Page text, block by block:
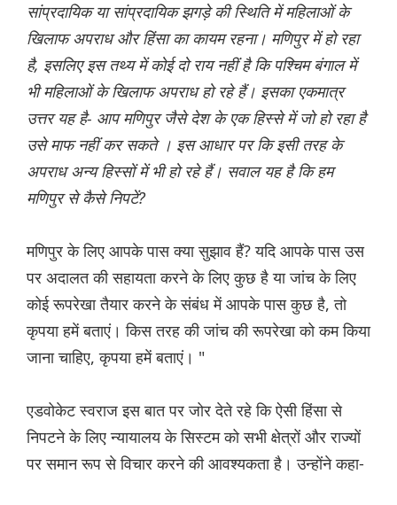
सांप्रदायिक या सांप्रदायिक झगड़े की स्थिति में महिलाओं के
खिलाफ अपराध और हिंसा का कायम रहना। मणिपुर में हो रहा
है, इसलिए इस तथ्य में कोई दो राय नहीं है कि पश्चिम बंगाल में
भी महिलाओं के खिलाफ अपराध हो रहे हैं। इसका एकमात्र
उत्तर यह है- आप मणिपुर जैसे देश के एक हिस्से में जो हो रहा है
उसे माफ नहीं कर सकते । इस आधार पर कि इसी तरह के
अपराध अन्य हिस्सों में भी हो रहे हैं। सवाल यह है कि हम
मणिपुर से कैसे निपटें?
मणिपुर के लिए आपके पास क्या सुझाव हैं? यदि आपके पास उस
पर अदालत की सहायता करने के लिए कुछ है या जांच के लिए
कोई रूपरेखा तैयार करने के संबंध में आपके पास कुछ है, तो
कृपया हमें बताएं। किस तरह की जांच की रूपरेखा को कम किया
जाना चाहिए, कृपया हमें बताएं। "
एडवोकेट स्वराज इस बात पर जोर देते रहे कि ऐसी हिंसा से
निपटने के लिए न्यायालय के सिस्टम को सभी क्षेत्रों और राज्यों
पर समान रूप से विचार करने की आवश्यकता है। उन्होंने कहा-